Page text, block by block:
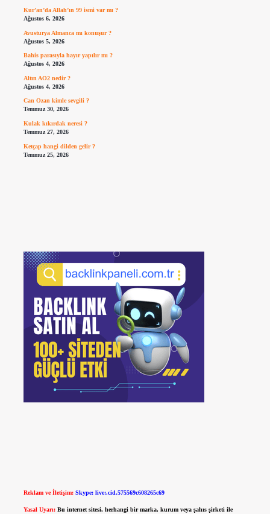
Kur’an’da Allah’ın 99 ismi var mı ?
Ağustos 6, 2026
Avusturya Almanca mı konuşur ?
Ağustos 5, 2026
Bahis parasıyla hayır yapılır mı ?
Ağustos 4, 2026
Altın AO2 nedir ?
Ağustos 4, 2026
Can Ozan kimle sevgili ?
Temmuz 30, 2026
Kulak kıkırdak neresi ?
Temmuz 27, 2026
Ketçap hangi dilden gelir ?
Temmuz 25, 2026
Reklam ve İletişim: Skype: live:.cid.575569c608265c69
Yasal Uyarı: Bu internet sitesi, herhangi bir marka, kurum veya şahıs şirketi ile